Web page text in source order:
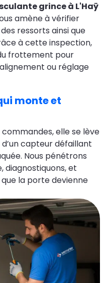
grince à L'Haÿ
amène à vérifier
ressorts ainsi que
à cette inspection,
frottement pour
ou réglage
monte et
elle se lève
capteur défaillant
Nous pénétrons
diagnostiquons, et
la porte devienne